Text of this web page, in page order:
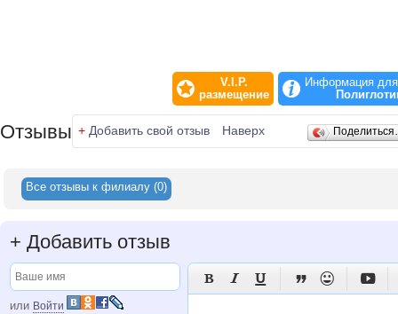
V.I.P.
размещение
Информация
Отзывы + Добавить свой отзыв Наверх
Все отзывы к филиалу (0)
+ Добавить отзыв
или Войти
     